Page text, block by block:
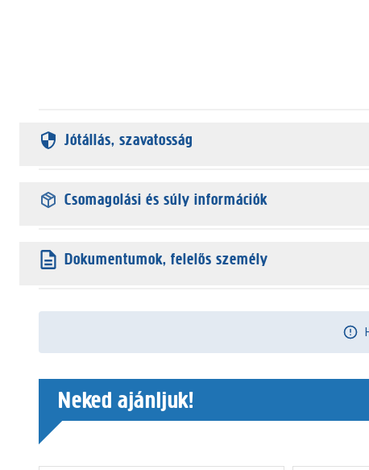
Jótállás, szavatosság
Csomagolási és súly információk
Dokumentumok, felelős személy
Neked ajánljuk!